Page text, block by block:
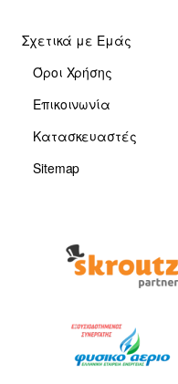
Σχετικά με Εμάς
Όροι Χρήσης
Επικοινωνία
Κατασκευαστές
Sitemap